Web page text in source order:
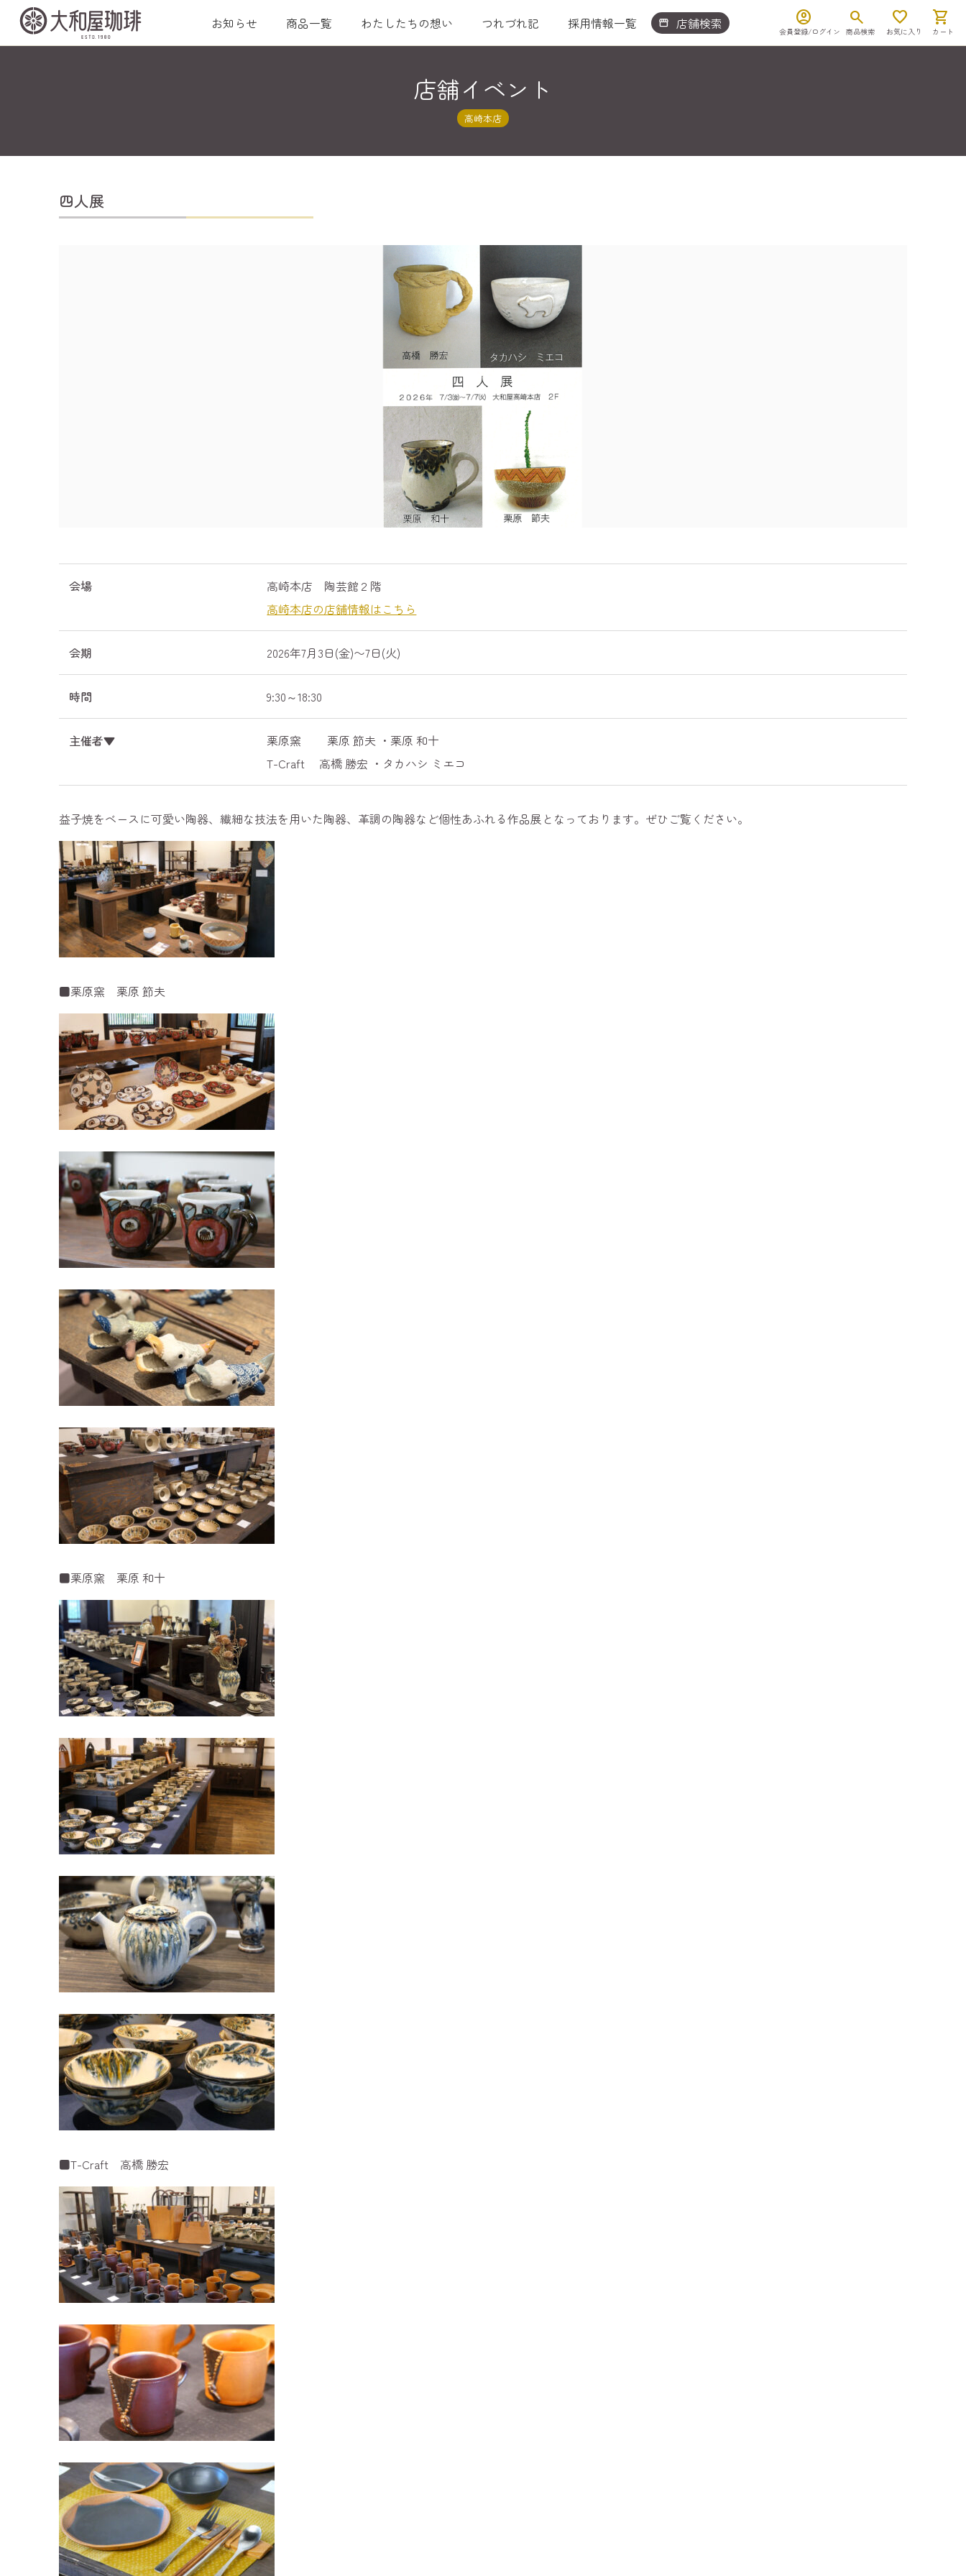
お知らせ 商品一覧 わたしたちの想い つれづれ記 採用情報一覧 storefront 店舗検索 account_circle
会員登録/ログイン
search
商品検索
favorite
お気に入り
shopping_cart
カート
店舗イベント
高崎本店
四人展
会場
高崎本店 陶芸館２階
高崎本店の店舗情報はこちら
会期 2026年7月3日(金)〜7日(火)
時間 9:30～18:30
主催者▼
栗原窯 栗原 節夫 ・栗原 和十
T-Craft 高橋 勝宏 ・タカハシ ミエコ
益子焼をベースに可愛い陶器、繊細な技法を用いた陶器、革調の陶器など個性あふれる作品展となっております。ぜひご覧ください。
■栗原窯 栗原 節夫
■栗原窯 栗原 和十
■T-Craft 高橋 勝宏